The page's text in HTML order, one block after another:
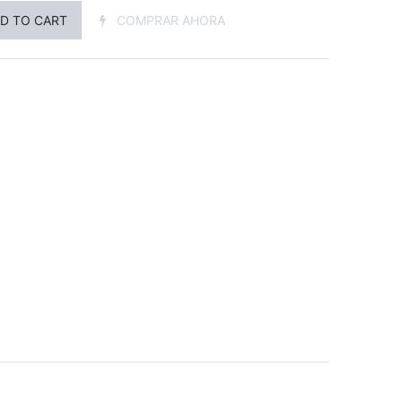
TO CART COMPRAR AHORA